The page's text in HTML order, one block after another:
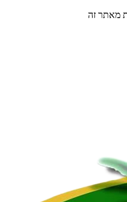
מאתר זה